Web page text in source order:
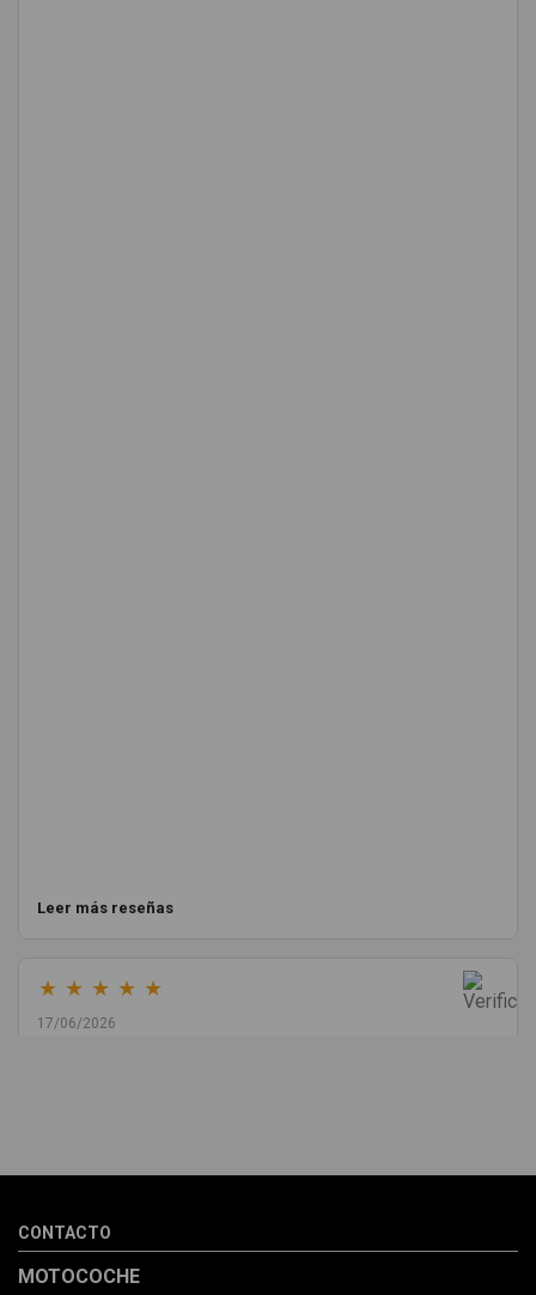
Leer más reseñas
★ ★ ★ ★ ★
17/06/2026
la pieza llegó correcta y bien embalada, además de llegarme 2
CONTACTO
MOTOCOCHE